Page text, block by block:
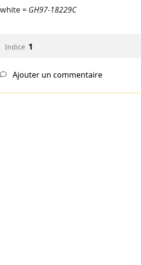
white = GH97-18229C
Indice 1
Ajouter un commentaire